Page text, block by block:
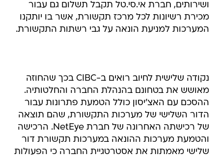
ושירותים, חברת אי.סי.טל תקבל תשלום גם עבור
מכירת רשיונות לכל מרכז תקשורת, אשר בו יותקנו
המערכות למניעת הונאה על גבי רשתות התקשורת.
נקודה שלישית לחיוב רואים ב-CIBC בכך שהחוזה
מאושש את בטחונם בהנהלת החברה והחלטותיה.
ההסכם עם האצ'יסון כולל הטמעת פתרונות עבור
הדור השלישי של מערכות התקשורת, שהם תוצאה
של רכישתה האחרונה של חברת NetEye. הרכישה
והטמעת מערכות ההונאה במערכות תקשורת דור
שלישי מאמתות את אסטרטגיית החברה כי הפעולות